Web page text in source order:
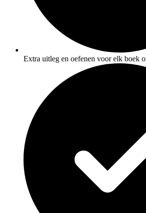
Extra uitleg en oefenen voor elk boek